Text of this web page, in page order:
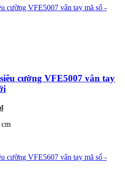
cường VFE5007 vân tay